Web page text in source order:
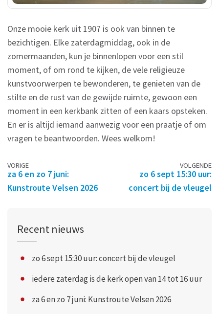
Onze mooie kerk uit 1907 is ook van binnen te
bezichtigen. Elke zaterdagmiddag, ook in de
zomermaanden, kun je binnenlopen voor een stil
moment, of om rond te kijken, de vele religieuze
kunstvoorwerpen te bewonderen, te genieten van de
stilte en de rust van de gewijde ruimte, gewoon een
moment in een kerkbank zitten of een kaars opsteken.
En er is altijd iemand aanwezig voor een praatje of om
vragen te beantwoorden. Wees welkom!
Berichtennavigatie
VORIGE
za 6 en zo 7 juni:
Kunstroute Velsen 2026
VOLGENDE
zo 6 sept 15:30 uur:
concert bij de vleugel
Recent nieuws
zo 6 sept 15:30 uur: concert bij de vleugel
iedere zaterdag is de kerk open van 14 tot 16 uur
za 6 en zo 7 juni: Kunstroute Velsen 2026